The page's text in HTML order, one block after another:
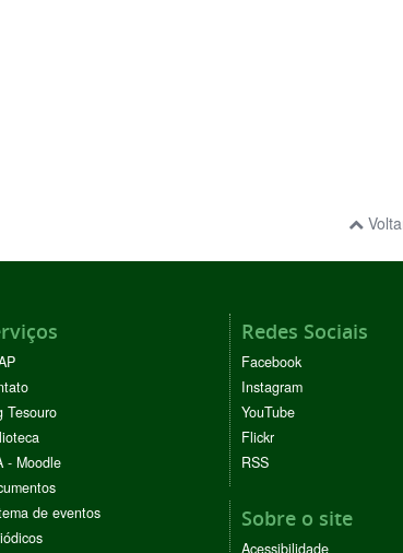
Tesouro
- Moodle
de eventos
Redes Sociais
Facebook
Instagram
YouTube
Flickr
RSS
Sobre o site